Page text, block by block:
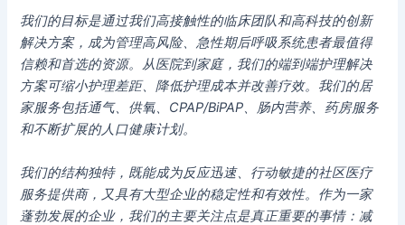
我们的目标是通过我们高接触性的临床团队和高科技的创新
解决方案，成为管理高风险、急性期后呼吸系统患者最值得
信赖和首选的资源。从医院到家庭，我们的端到端护理解决
方案可缩小护理差距、降低护理成本并改善疗效。我们的居
家服务包括通气、供氧、CPAP/BiPAP、肠内营养、药房服务
和不断扩展的人口健康计划。
我们的结构独特，既能成为反应迅速、行动敏捷的社区医疗
服务提供商，又具有大型企业的稳定性和有效性。作为一家
蓬勃发展的企业，我们的主要关注点是真正重要的事情：减